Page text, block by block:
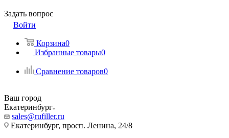
Задать вопрос
Войти
Корзина0
Избранные товары0
Сравнение товаров0
Ваш город
Екатеринбург
sales@rufiller.ru
Екатеринбург, просп. Ленина, 24/8